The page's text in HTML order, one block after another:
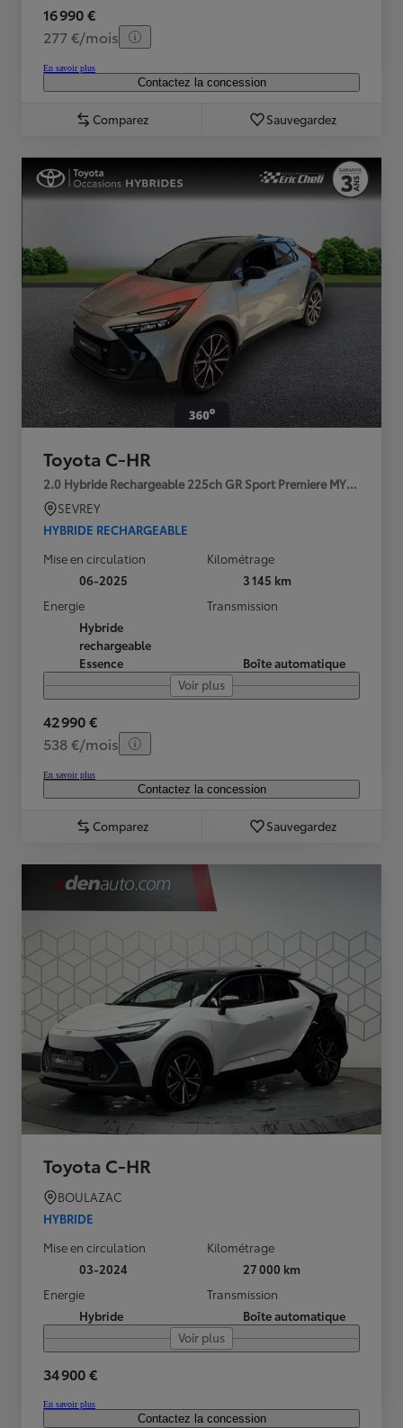
16 990 €
277 €/mois
En savoir plus
Contactez la concession
Comparez Sauvegardez
Toyota C-HR
2.0 Hybride Rechargeable 225ch GR Sport Premiere MY25
SEVREY
HYBRIDE RECHARGEABLE
Mise en circulation
06-2025
Kilométrage
3 145 km
Energie
Hybride
rechargeable
Essence
Transmission
Boîte automatique
Voir plus
42 990 €
538 €/mois
En savoir plus
Contactez la concession
Comparez Sauvegardez
Toyota C-HR
BOULAZAC
HYBRIDE
Mise en circulation
03-2024
Kilométrage
27 000 km
Energie
Hybride
Transmission
Boîte automatique
Voir plus
34 900 €
En savoir plus
Contactez la concession